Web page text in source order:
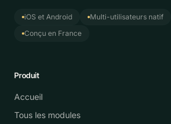
iOS et Android Multi-utilisateurs natif
Conçu en France
Produit
Accueil
Tous les modules